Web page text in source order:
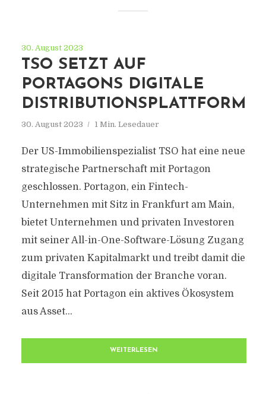
30. August 2023
TSO SETZT AUF
PORTAGONS DIGITALE
DISTRIBUTIONSPLATTFORM
30. August 2023 1 Min. Lesedauer
Der US-Immobilienspezialist TSO hat eine neue
strategische Partnerschaft mit Portagon
geschlossen. Portagon, ein Fintech-
Unternehmen mit Sitz in Frankfurt am Main,
bietet Unternehmen und privaten Investoren
mit seiner All-in-One-Software-Lösung Zugang
zum privaten Kapitalmarkt und treibt damit die
digitale Transformation der Branche voran.
Seit 2015 hat Portagon ein aktives Ökosystem
aus Asset...
WEITERLESEN